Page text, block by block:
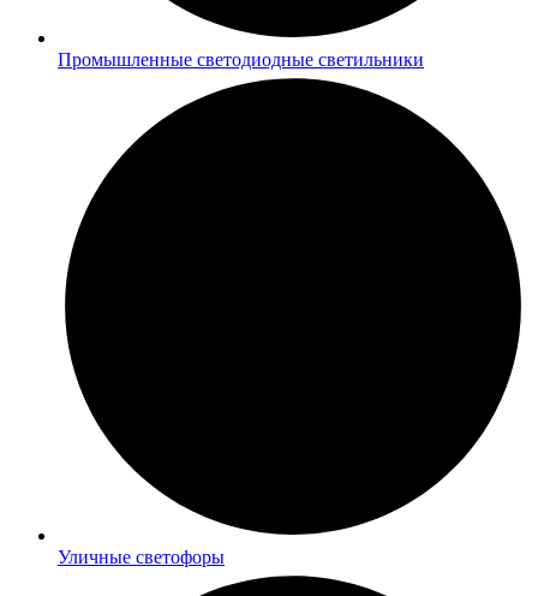
Промышленные светодиодные светильники
Уличные светофоры